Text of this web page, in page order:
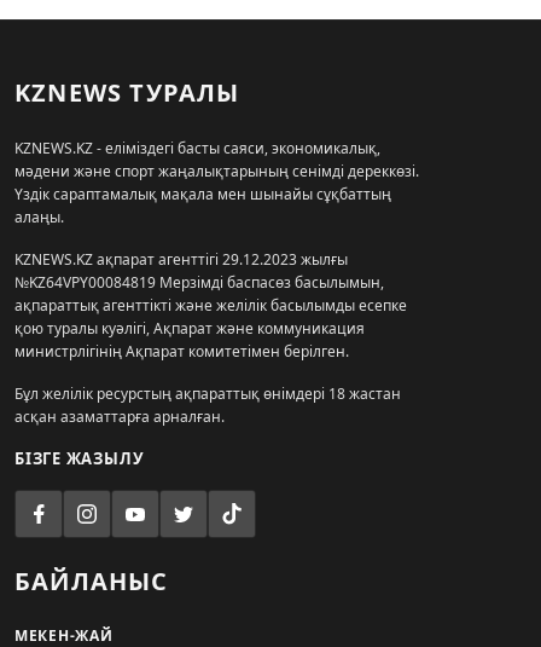
KZNEWS ТУРАЛЫ
KZNEWS.KZ - еліміздегі басты саяси, экономикалық,
мәдени және спорт жаңалықтарының сенімді дереккөзі.
Үздік сараптамалық мақала мен шынайы сұқбаттың
алаңы.
KZNEWS.KZ ақпарат агенттігі 29.12.2023 жылғы
№KZ64VPY00084819 Мерзімді баспасөз басылымын,
ақпараттық агенттікті және желілік басылымды есепке
қою туралы куәлігі, Ақпарат және коммуникация
министрлігінің Ақпарат комитетімен берілген.
Бұл желілік ресурстың ақпараттық өнімдері 18 жастан
асқан азаматтарға арналған.
БІЗГЕ ЖАЗЫЛУ
БАЙЛАНЫС
МЕКЕН-ЖАЙ